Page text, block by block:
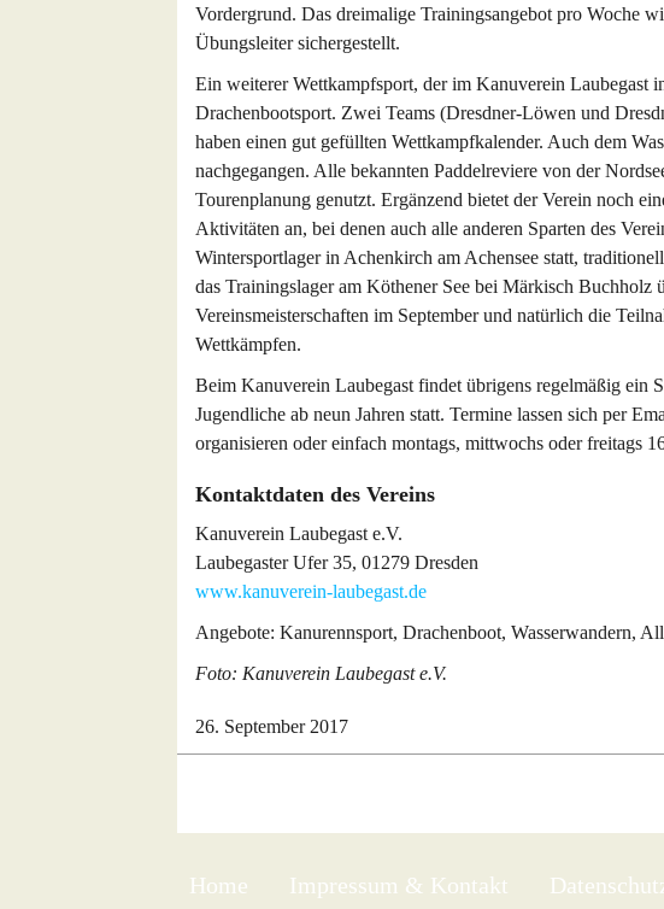
Vordergrund. Das dreimalige Trainingsangebot pro Woche
Übungsleiter sichergestellt.
Ein weiterer Wettkampfsport, der im Kanuverein Laubegast
Drachenbootsport. Zwei Teams (Dresdner-Löwen und
haben einen gut gefüllten Wettkampfkalender. Auch dem
nachgegangen. Alle bekannten Paddelreviere von der
Tourenplanung genutzt. Ergänzend bietet der Verein noch
Aktivitäten an, bei denen auch alle anderen Sparten des
Wintersportlager in Achenkirch am Achensee statt,
das Trainingslager am Köthener See bei Märkisch Buchholz
Vereinsmeisterschaften im September und natürlich die
Wettkämpfen.
Beim Kanuverein Laubegast findet übrigens regelmäßig ein
Jugendliche ab neun Jahren statt. Termine lassen sich per
organisieren oder einfach montags, mittwochs oder freitags
Kontaktdaten des Vereins
Kanuverein Laubegast e.V.
Laubegaster Ufer 35, 01279 Dresden
www.kanuverein-laubegast.de
Angebote: Kanurennsport, Drachenboot, Wasserwandern,
Foto: Kanuverein Laubegast e.V.
26. September 2017
Home Impressum & Kontakt